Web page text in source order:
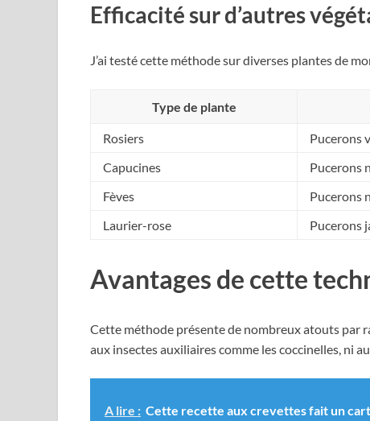
Efficacité sur d’autres
J’ai testé cette méthode sur diverses plantes de
Type de plante
Rosiers Pucerons
Capucines
Pucerons
Fèves
Pucerons
Laurier-rose
Pucerons
Avantages de cette
Cette méthode présente de nombreux atouts par
aux insectes auxiliaires comme les coccinelles, ni
A lire : Cette recette aux crevettes fait un